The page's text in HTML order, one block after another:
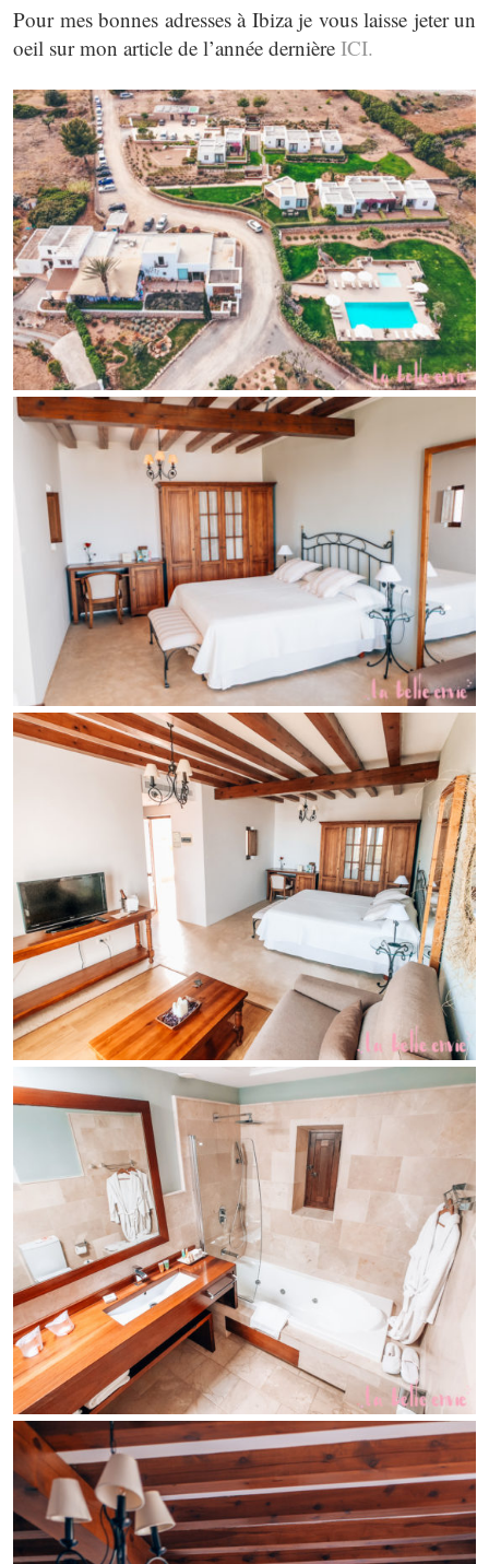
Pour mes bonnes adresses à Ibiza je vous laisse jeter un
oeil sur mon article de l’année dernière ICI.